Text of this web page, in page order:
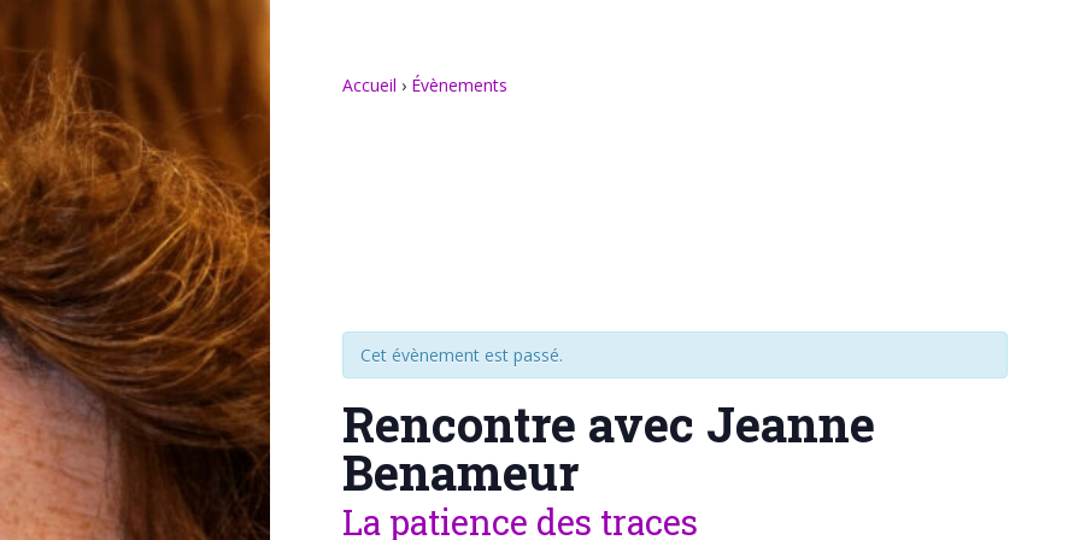
Accueil › Évènements
Cet évènement est passé.
Rencontre avec Jeanne
Benameur
La patience des traces